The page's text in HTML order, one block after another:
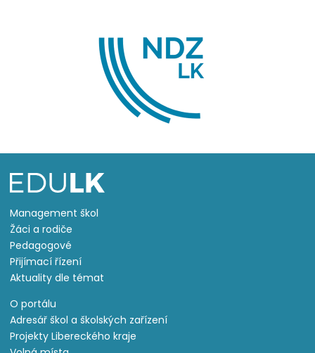
Management škol
Žáci a rodiče
Pedagogové
Přijímací řízení
Aktuality dle témat
O portálu
Adresář škol a školských zařízení
Projekty Libereckého kraje